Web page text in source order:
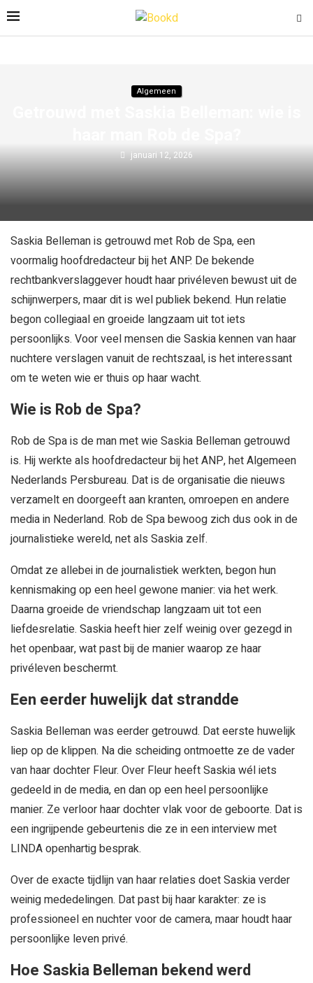
Algemeen
januari 12, 2026
Saskia Belleman is getrouwd met Rob de Spa, een
voormalig hoofdredacteur bij het ANP. De bekende
rechtbankverslaggever houdt haar privéleven bewust uit de
schijnwerpers, maar dit is wel publiek bekend. Hun relatie
begon collegiaal en groeide langzaam uit tot iets
persoonlijks. Voor veel mensen die Saskia kennen van haar
nuchtere verslagen vanuit de rechtszaal, is het interessant
om te weten wie er thuis op haar wacht.
Wie is Rob de Spa?
Rob de Spa is de man met wie Saskia Belleman getrouwd
is. Hij werkte als hoofdredacteur bij het ANP, het Algemeen
Nederlands Persbureau. Dat is de organisatie die nieuws
verzamelt en doorgeeft aan kranten, omroepen en andere
media in Nederland. Rob de Spa bewoog zich dus ook in de
journalistieke wereld, net als Saskia zelf.
Omdat ze allebei in de journalistiek werkten, begon hun
kennismaking op een heel gewone manier: via het werk.
Daarna groeide de vriendschap langzaam uit tot een
liefdesrelatie. Saskia heeft hier zelf weinig over gezegd in
het openbaar, wat past bij de manier waarop ze haar
privéleven beschermt.
Een eerder huwelijk dat strandde
Saskia Belleman was eerder getrouwd. Dat eerste huwelijk
liep op de klippen. Na die scheiding ontmoette ze de vader
van haar dochter Fleur. Over Fleur heeft Saskia wél iets
gedeeld in de media, en dan op een heel persoonlijke
manier. Ze verloor haar dochter vlak voor de geboorte. Dat is
een ingrijpende gebeurtenis die ze in een interview met
LINDA openhartig besprak.
Over de exacte tijdlijn van haar relaties doet Saskia verder
weinig mededelingen. Dat past bij haar karakter: ze is
professioneel en nuchter voor de camera, maar houdt haar
persoonlijke leven privé.
Hoe Saskia Belleman bekend werd